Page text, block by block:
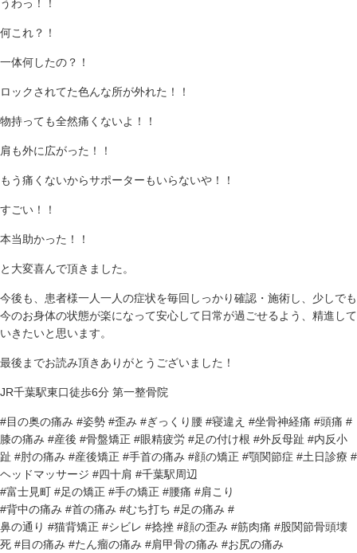
うわっ！！
何これ？！
一体何したの？！
ロックされてた色んな所が外れた！！
物持っても全然痛くないよ！！
肩も外に広がった！！
もう痛くないからサポーターもいらないや！！
すごい！！
本当助かった！！
と大変喜んで頂きました。
今後も、患者様一人一人の症状を毎回しっかり確認・施術し、少しでも
今のお身体の状態が楽になって安心して日常が過ごせるよう、精進して
いきたいと思います。
最後までお読み頂きありがとうございました！
JR千葉駅東口徒歩6分 第一整骨院
#目の奥の痛み #姿勢 #歪み #ぎっくり腰 #寝違え #坐骨神経痛 #頭痛 #
膝の痛み #産後 #骨盤矯正 #眼精疲労 #足の付け根 #外反母趾 #内反小
趾 #肘の痛み #産後矯正 #手首の痛み #顔の矯正 #顎関節症 #土日診療 #
ヘッドマッサージ #四十肩 #千葉駅周辺
#富士見町 #足の矯正 #手の矯正 #腰痛 #肩こり
#背中の痛み #首の痛み #むち打ち #足の痛み #
鼻の通り #猫背矯正 #シビレ #捻挫 #顔の歪み #筋肉痛 #股関節骨頭壊
死 #目の痛み #たん瘤の痛み #肩甲骨の痛み #お尻の痛み